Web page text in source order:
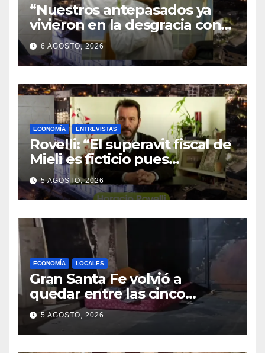
“Nuestros antepasados ya
vivieron en la desgracia con
la Forestal algo que quizás se
repita”
6 AGOSTO, 2026
ECONOMÍA ENTREVISTAS
Rovelli: “El superavit fiscal de
Mieli es ficticio pues
debemos 480 mil millones de
dólares”
5 AGOSTO, 2026
ECONOMÍA LOCALES
Gran Santa Fe volvió a
quedar entre las cinco
regiones con más pobreza
del país
5 AGOSTO, 2026